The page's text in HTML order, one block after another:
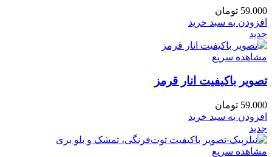
59.000 تومان
افزودن به سبد خرید
جدید
مشاهده سریع
تصویر باکیفیت انار قرمز
59.000 تومان
افزودن به سبد خرید
جدید
مشاهده سریع